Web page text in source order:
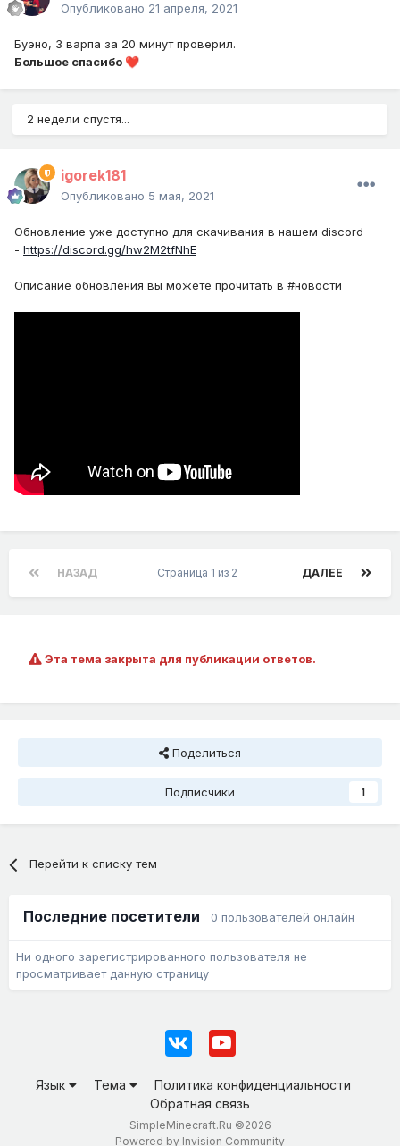
Опубликовано 21 апреля, 2021
Буэно, 3 варпа за 20 минут проверил.
Большое спасибо ❤️
2 недели спустя...
igorek181
Опубликовано 5 мая, 2021
Обновление уже доступно для скачивания в нашем discord
- https://discord.gg/hw2M2tfNhE
Описание обновления вы можете прочитать в #новости
НАЗАД ДАЛЕЕ
Страница 1 из 2
Эта тема закрыта для публикации ответов.
Поделиться
Подписчики 1
Перейти к списку тем
Последние посетители 0 пользователей онлайн
Ни одного зарегистрированного пользователя не
просматривает данную страницу
Язык Тема
Политика конфиденциальности
Обратная связь
SimpleMinecraft.Ru ©2026
Powered by Invision Community